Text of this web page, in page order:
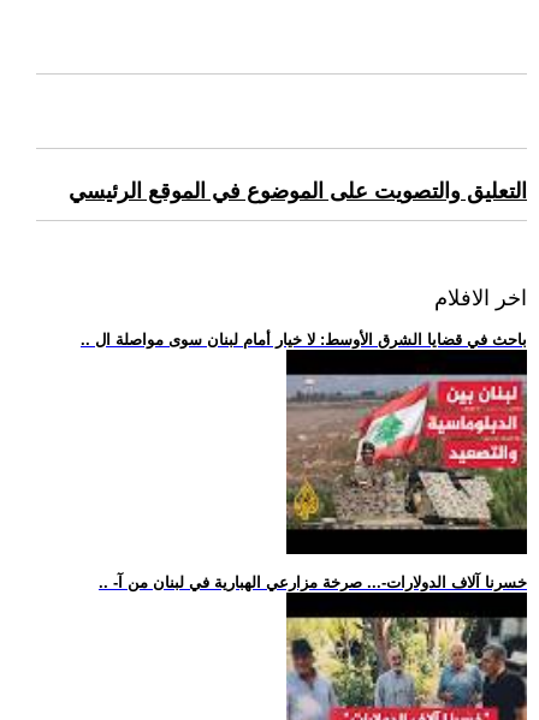
التعليق والتصويت على الموضوع في الموقع الرئيسي
اخر الافلام
.. باحث في قضايا الشرق الأوسط: لا خيار أمام لبنان سوى مواصلة ال
.. -خسرنا آلاف الدولارات-... صرخة مزارعي الهبارية في لبنان من آ